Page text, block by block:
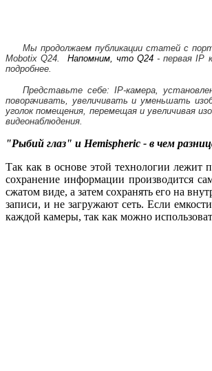
Мы продолжаем публикации статей с
Mobotix Q24. Напомним, что Q24- первая IP
подробнее.
Представьте себе: IP-камера,
поворачивать, увеличивать и уменьшать
уголок помещения, перемещая и увеличивая
видеонаблюдения.
"Рыбий глаз" и Hemispheric - в чем
Так как в основе этой технологии лежит
сохранение информации производится
сжатом виде, а затем сохранять его на
записи, и не загружают сеть. Если
каждой камеры, так как можно